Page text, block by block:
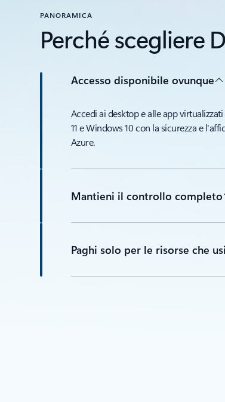
PANORAMICA
Perché scegliere
Accesso disponibile ovunque
Accedi ai desktop e alle app
11 e Windows 10 con la sicurezza e
Azure.
Mantieni il controllo completo
Paghi solo per le risorse che usi